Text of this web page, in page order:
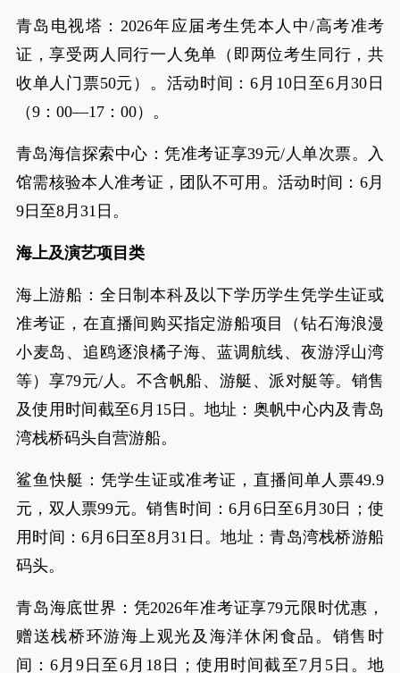
青岛电视塔：2026年应届考生凭本人中/高考准考
证，享受两人同行一人免单（即两位考生同行，共
收单人门票50元）。活动时间：6月10日至6月30日
（9：00—17：00）。
青岛海信探索中心：凭准考证享39元/人单次票。入
馆需核验本人准考证，团队不可用。活动时间：6月
9日至8月31日。
海上及演艺项目类
海上游船：全日制本科及以下学历学生凭学生证或
准考证，在直播间购买指定游船项目（钻石海浪漫
小麦岛、追鸥逐浪橘子海、蓝调航线、夜游浮山湾
等）享79元/人。不含帆船、游艇、派对艇等。销售
及使用时间截至6月15日。地址：奥帆中心内及青岛
湾栈桥码头自营游船。
鲨鱼快艇：凭学生证或准考证，直播间单人票49.9
元，双人票99元。销售时间：6月6日至6月30日；使
用时间：6月6日至8月31日。地址：青岛湾栈桥游船
码头。
青岛海底世界：凭2026年准考证享79元限时优惠，
赠送栈桥环游海上观光及海洋休闲食品。销售时
间：6月9日至6月18日；使用时间截至7月5日。地